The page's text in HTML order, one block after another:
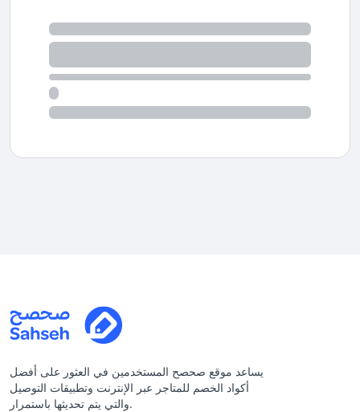
يساعد موقع صحصح المستخدمين في العثور على أفضل
أكواد الخصم للمتاجر عبر الإنترنت وتطبيقات التوصيل
والتي يتم تحديثها باستمرار.